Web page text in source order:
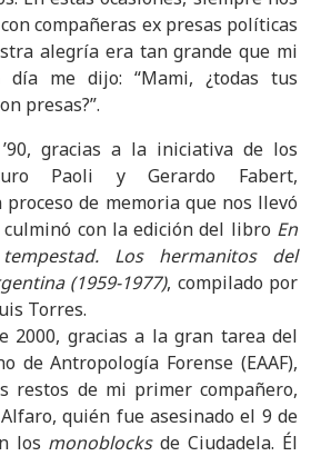
compañeras ex presas políticas
alegría era tan grande que mi
me dijo: “Mami, ¿todas tus
presas?”.
gracias a la iniciativa de los
Paoli y Gerardo Fabert,
proceso de memoria que nos llevó
con la edición del libro En
Los hermanitos del
(1959-1977), compilado por
Torres.
2000, gracias a la gran tarea del
de Antropología Forense (EAAF),
restos de mi primer compañero,
quién fue asesinado el 9 de
los monoblocksde Ciudadela. Él